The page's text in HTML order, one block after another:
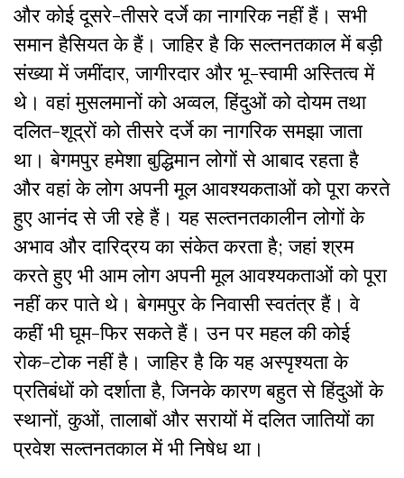
और कोई दूसरे-तीसरे दर्जे का नागरिक नहीं हैं। सभी
समान हैसियत के हैं। जाहिर है कि सल्तनतकाल में बड़ी
संख्या में जमींदार, जागीरदार और भू-स्वामी अस्तित्व में
थे। वहां मुसलमानों को अव्वल, हिंदुओं को दोयम तथा
दलित-शूद्रों को तीसरे दर्जे का नागरिक समझा जाता
था। बेगमपुर हमेशा बुद्धिमान लोगों से आबाद रहता है
और वहां के लोग अपनी मूल आवश्यकताओं को पूरा करते
हुए आनंद से जी रहे हैं। यह सल्तनतकालीन लोगों के
अभाव और दारिद्रय का संकेत करता है; जहां श्रम
करते हुए भी आम लोग अपनी मूल आवश्यकताओं को पूरा
नहीं कर पाते थे। बेगमपुर के निवासी स्वतंत्र हैं। वे
कहीं भी घूम-फिर सकते हैं। उन पर महल की कोई
रोक-टोक नहीं है। जाहिर है कि यह अस्पृश्यता के
प्रतिबंधों को दर्शाता है, जिनके कारण बहुत से हिंदुओं के
स्थानों, कुओं, तालाबों और सरायों में दलित जातियों का
प्रवेश सल्तनतकाल में भी निषेध था।